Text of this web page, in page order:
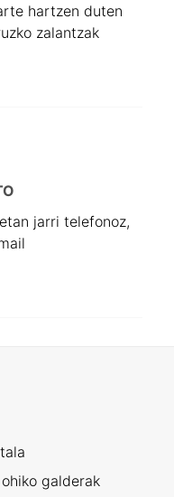
hartzen duten
zalantzak
jarri telefonoz,
galderak